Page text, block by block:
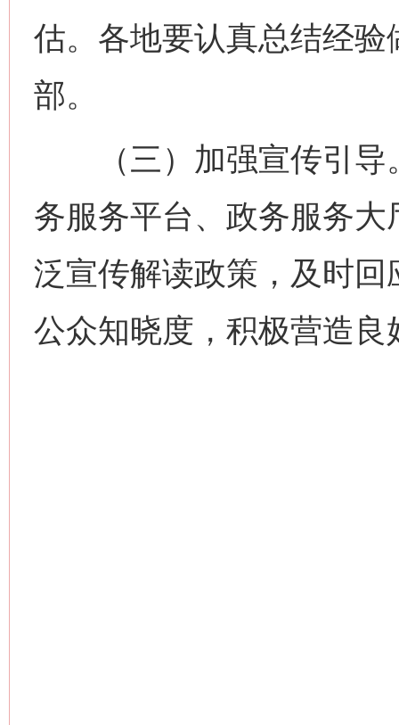
估。各地要认真总结经
部。
（三）加强宣传引导
务服务平台、政务服务
泛宣传解读政策，及时
公众知晓度，积极营造良
在谋一域中谋全局